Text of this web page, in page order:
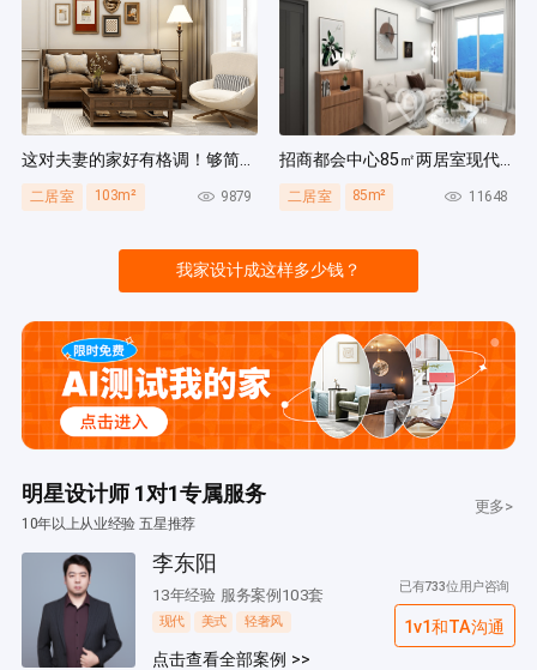
这对夫妻的家好有格调！够简洁还复古，好打扫卫生太贴心~
二居室 103m² 9879
招商都会中心85㎡两居室现代简约风装修案例
二居室 85m² 11648
我家设计成这样多少钱？
明星设计师 1对1专属服务
10年以上从业经验 五星推荐
更多>
李东阳
13年经验 服务案例103套
现代 美式 轻奢风
点击查看全部案例 >>
已有733位用户咨询
1v1和TA沟通